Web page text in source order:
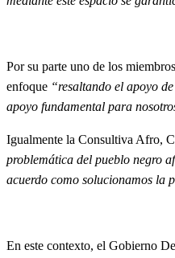
Por su parte uno de los
enfoque “resaltando el apoyo
apoyo fundamental para
Igualmente la Consultiva Afro,
problemática del pueblo negro
acuerdo como solucionamos la
En este contexto, el Gobierno